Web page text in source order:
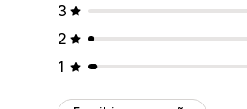
3
2
1